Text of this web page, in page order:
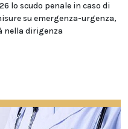
lo scudo penale in caso di
su emergenza-urgenza,
nella dirigenza